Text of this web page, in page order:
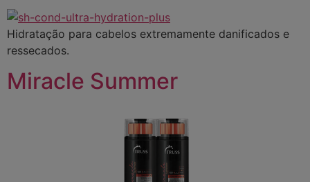
Hidratação para cabelos extremamente danificados e
ressecados.
Miracle Summer